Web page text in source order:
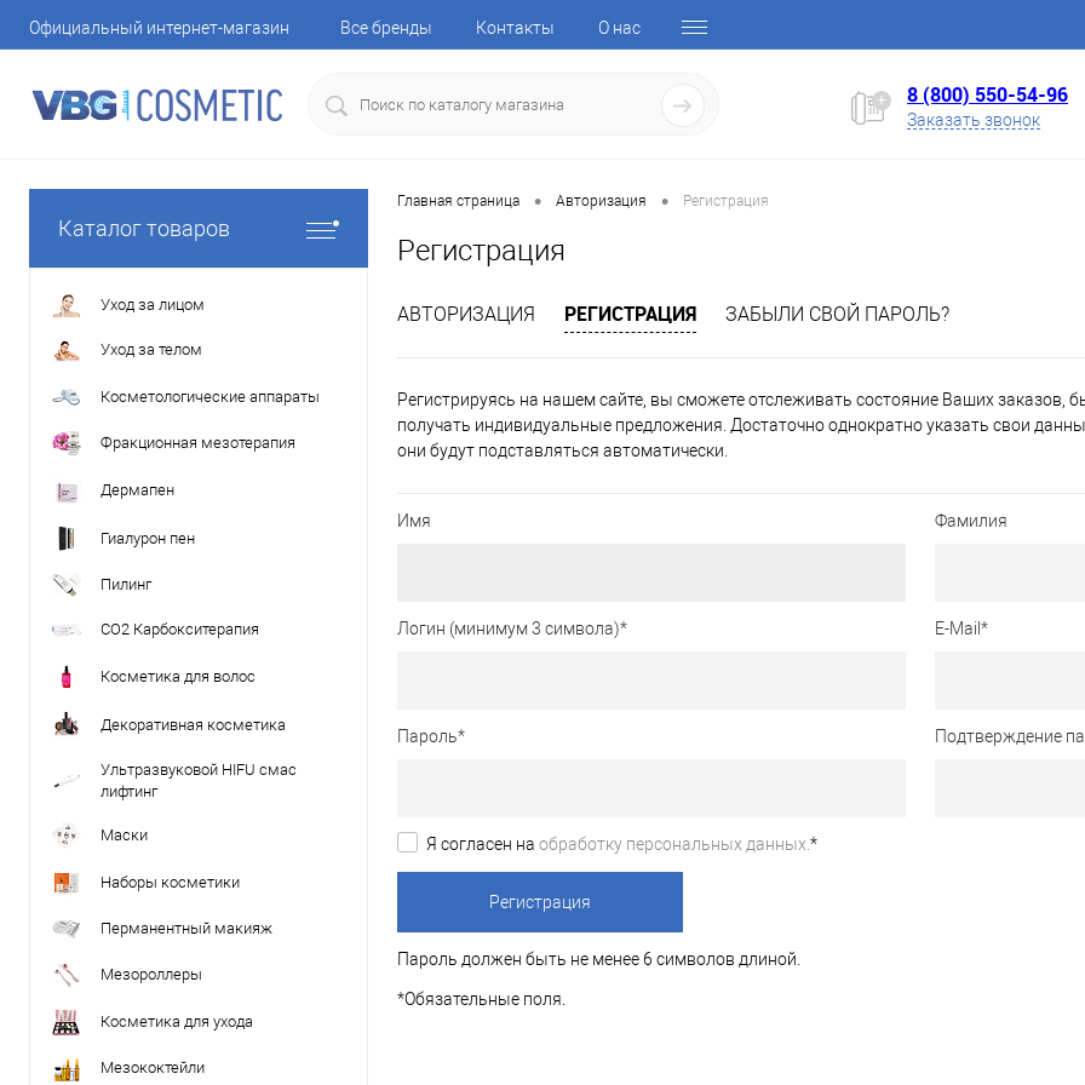
Официальный интернет-магазин Все бренды Контакты О нас
8 (800) 550-54-96
Заказать звонок
Каталог товаров
Уход за лицом
Уход за телом
Косметологические аппараты
Фракционная мезотерапия
Дермапен
Гиалурон пен
Пилинг
CO2 Карбокситерапия
Косметика для волос
Декоративная косметика
Ультразвуковой HIFU смас
лифтинг
Маски
Наборы косметики
Перманентный макияж
Мезороллеры
Косметика для ухода
Мезококтейли
Главная страница • Авторизация • Регистрация
Регистрация
АВТОРИЗАЦИЯ РЕГИСТРАЦИЯ ЗАБЫЛИ СВОЙ ПАРОЛЬ?
Регистрируясь на нашем сайте, вы сможете отслеживать состояние Ваших заказов,
получать индивидуальные предложения. Достаточно однократно указать свои
они будут подставляться автоматически.
Имя Фамилия
Логин (минимум 3 символа)* E-Mail *
Пароль* Подтверждение
Я согласен на обработку персональных данных.*
Пароль должен быть не менее 6 символов длиной.
*Обязательные поля.